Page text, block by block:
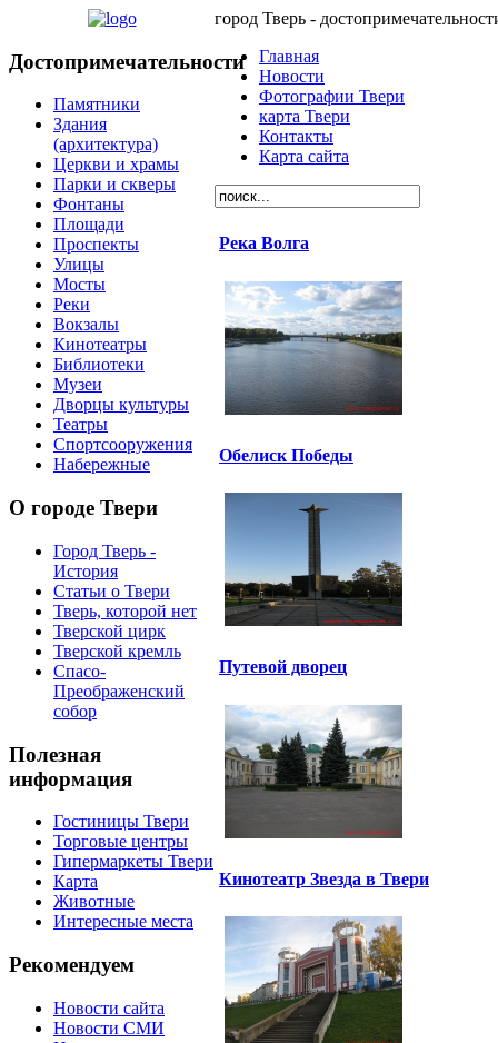
Достопримечательности
Памятники
Здания
(архитектура)
Церкви и храмы
Парки и скверы
Фонтаны
Площади
Проспекты
Улицы
Мосты
Реки
Вокзалы
Кинотеатры
Библиотеки
Музеи
Дворцы культуры
Театры
Спортсооружения
Набережные
О городе Твери
Город Тверь -
История
Статьи о Твери
Тверь, которой нет
Тверской цирк
Тверской кремль
Спасо-
Преображенский
собор
Полезная
информация
Гостиницы Твери
Торговые центры
Гипермаркеты Твери
Карта
Животные
Интересные места
Рекомендуем
Новости сайта
Новости СМИ
город Тверь -
Главная
Новости
Фотографии Твери
карта Твери
Контакты
Карта сайта
Река Волга
Обелиск Победы
Путевой дворец
Кинотеатр Звезда в Твери